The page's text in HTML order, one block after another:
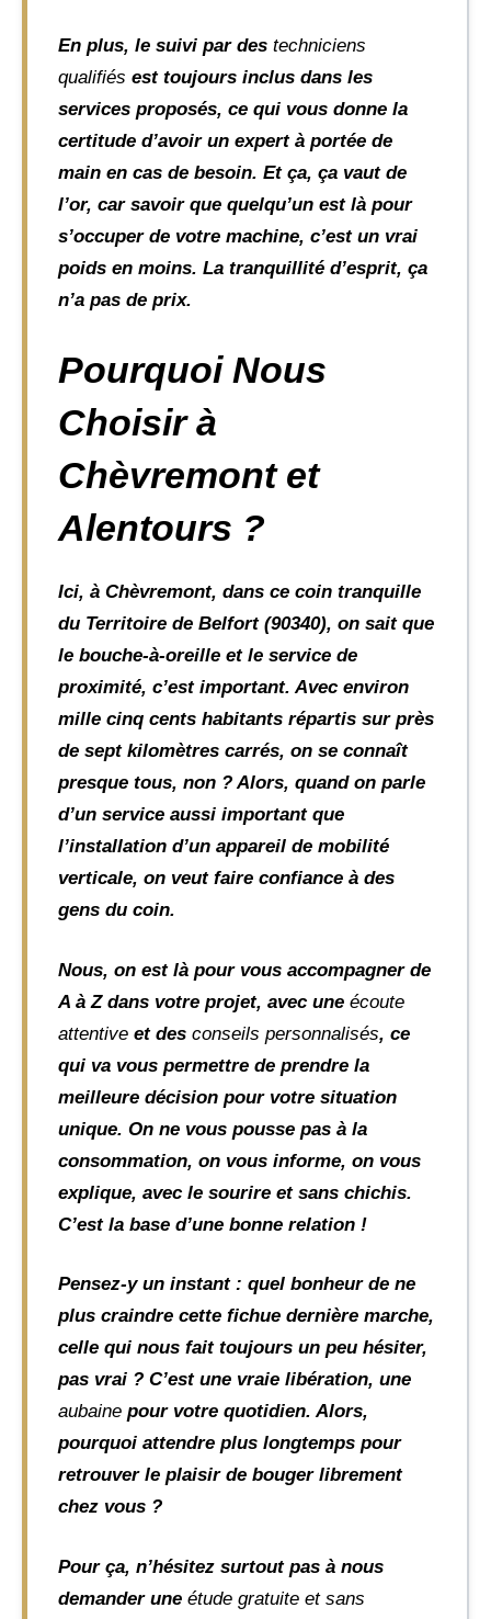
En plus, le suivi par des techniciens
qualifiés est toujours inclus dans les
services proposés, ce qui vous donne la
certitude d’avoir un expert à portée de
main en cas de besoin. Et ça, ça vaut de
l’or, car savoir que quelqu’un est là pour
s’occuper de votre machine, c’est un vrai
poids en moins. La tranquillité d’esprit, ça
n’a pas de prix.
Pourquoi Nous
Choisir à
Chèvremont et
Alentours ?
Ici, à Chèvremont, dans ce coin tranquille
du Territoire de Belfort (90340), on sait que
le bouche-à-oreille et le service de
proximité, c’est important. Avec environ
mille cinq cents habitants répartis sur près
de sept kilomètres carrés, on se connaît
presque tous, non ? Alors, quand on parle
d’un service aussi important que
l’installation d’un appareil de mobilité
verticale, on veut faire confiance à des
gens du coin.
Nous, on est là pour vous accompagner de
A à Z dans votre projet, avec une écoute
attentive et des conseils personnalisés, ce
qui va vous permettre de prendre la
meilleure décision pour votre situation
unique. On ne vous pousse pas à la
consommation, on vous informe, on vous
explique, avec le sourire et sans chichis.
C’est la base d’une bonne relation !
Pensez-y un instant : quel bonheur de ne
plus craindre cette fichue dernière marche,
celle qui nous fait toujours un peu hésiter,
pas vrai ? C’est une vraie libération, une
aubaine pour votre quotidien. Alors,
pourquoi attendre plus longtemps pour
retrouver le plaisir de bouger librement
chez vous ?
Pour ça, n’hésitez surtout pas à nous
demander une étude gratuite et sans